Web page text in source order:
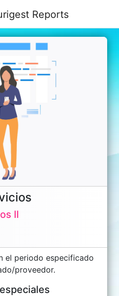
Reports
II
el periodo especificado
proveedor.